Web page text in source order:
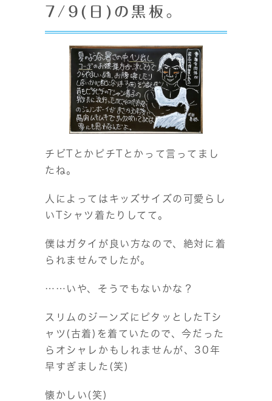
7/9(日)の黒板。
チビTとかピチTとかって言ってまし
たね。
人によってはキッズサイズの可愛らし
いTシャツ着たりしてて。
僕はガタイが良い方なので、絶対に着
られませんでしたが。
……いや、そうでもないかな？
スリムのジーンズにピタッとしたTシ
ャツ(古着)を着ていたので、今だった
らオシャレかもしれませんが、30年
早すぎました(笑)
懐かしい(笑)